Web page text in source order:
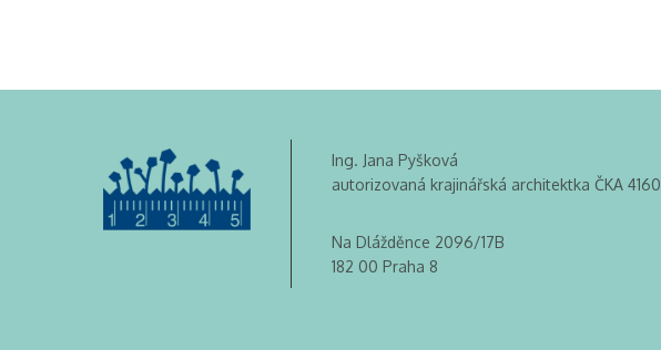
Ing. Jana Pyšková
autorizovaná krajinářská architektka ČKA 4160
Na Dlážděnce 2096/17B
182 00 Praha 8